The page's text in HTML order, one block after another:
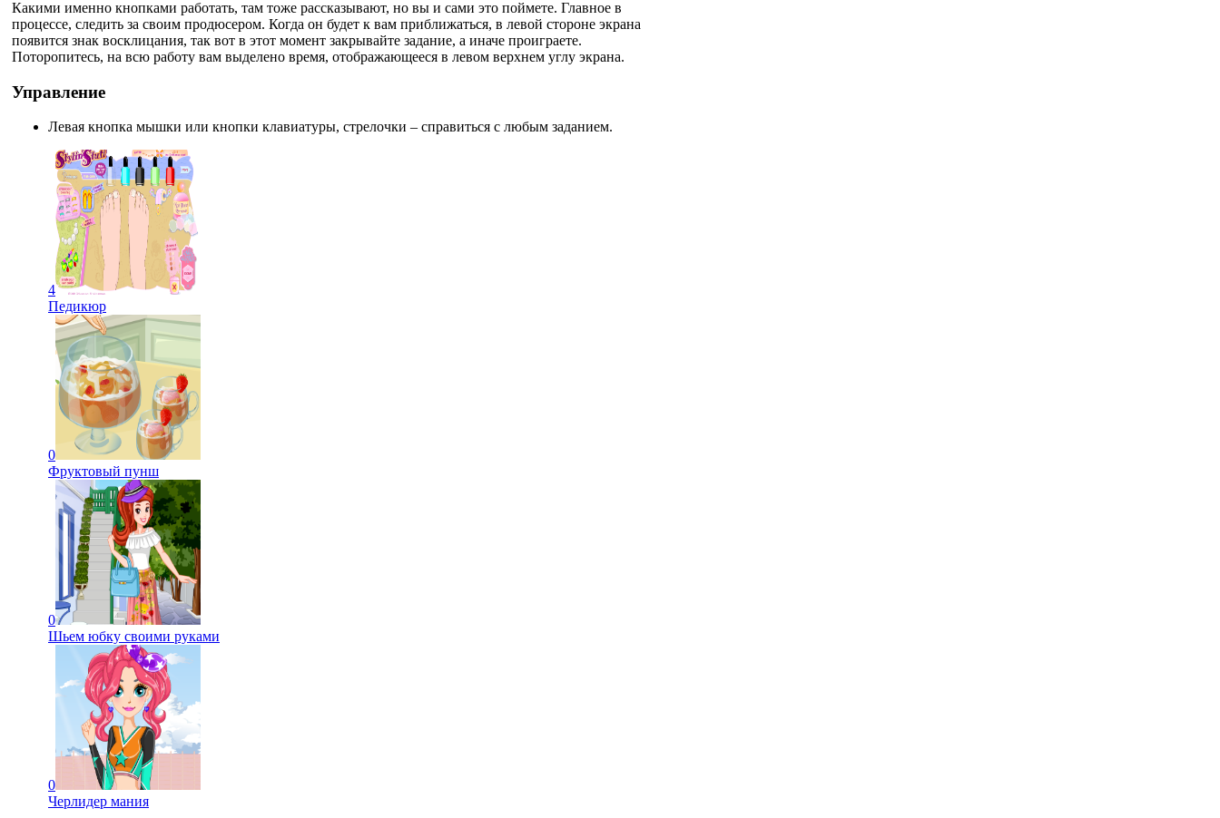
Какими именно кнопками работать, там тоже рассказывают, но вы и сами это поймете. Главное в
процессе, следить за своим продюсером. Когда он будет к вам приближаться, в левой стороне экрана
появится знак восклицания, так вот в этот момент закрывайте задание, а иначе проиграете.
Поторопитесь, на всю работу вам выделено время, отображающееся в левом верхнем углу экрана.
Управление
Левая кнопка мышки или кнопки клавиатуры, стрелочки – справиться с любым заданием.
4
Педикюр
0
Фруктовый пунш
0
Шьем юбку своими руками
0
Черлидер мания